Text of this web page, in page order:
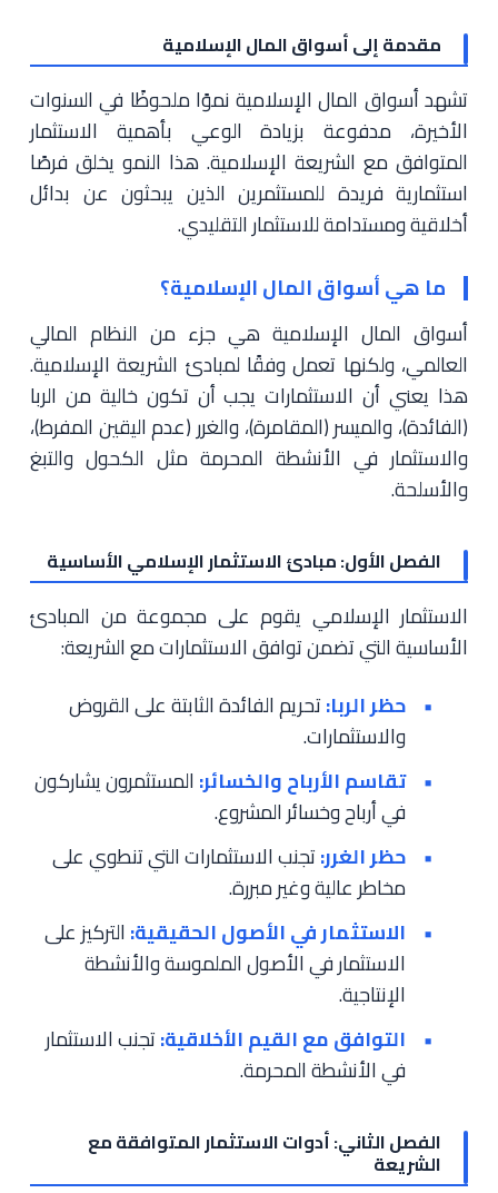
مقدمة إلى أسواق المال الإسلامية
تشهد أسواق المال الإسلامية نموًا ملحوظًا في السنوات
الأخيرة، مدفوعة بزيادة الوعي بأهمية الاستثمار
المتوافق مع الشريعة الإسلامية. هذا النمو يخلق فرصًا
استثمارية فريدة للمستثمرين الذين يبحثون عن بدائل
أخلاقية ومستدامة للاستثمار التقليدي.
ما هي أسواق المال الإسلامية؟
أسواق المال الإسلامية هي جزء من النظام المالي
العالمي، ولكنها تعمل وفقًا لمبادئ الشريعة الإسلامية.
هذا يعني أن الاستثمارات يجب أن تكون خالية من الربا
(الفائدة)، والميسر (المقامرة)، والغرر (عدم اليقين المفرط)،
والاستثمار في الأنشطة المحرمة مثل الكحول والتبغ
والأسلحة.
الفصل الأول: مبادئ الاستثمار الإسلامي الأساسية
الاستثمار الإسلامي يقوم على مجموعة من المبادئ
الأساسية التي تضمن توافق الاستثمارات مع الشريعة:
حظر الربا:تحريم الفائدة الثابتة على القروض
والاستثمارات.
تقاسم الأرباح والخسائر: المستثمرون يشاركون
في أرباح وخسائر المشروع.
حظر الغرر:تجنب الاستثمارات التي تنطوي على
مخاطر عالية وغير مبررة.
الاستثمار في الأصول الحقيقية: التركيز على
الاستثمار في الأصول الملموسة والأنشطة
الإنتاجية.
التوافق مع القيم الأخلاقية:تجنب الاستثمار
في الأنشطة المحرمة.
الفصل الثاني: أدوات الاستثمار المتوافقة مع
الشريعة